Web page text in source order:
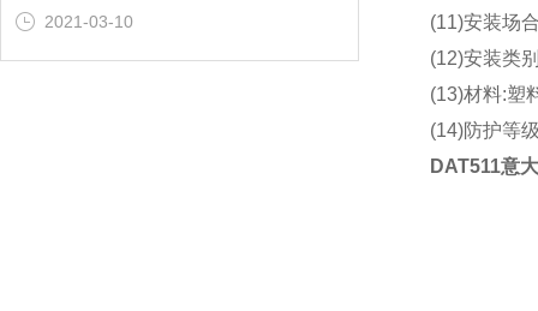
2021-03-10
(11)安装场
(12)安装类
(13)材料:塑
(14)防护等
DAT511意